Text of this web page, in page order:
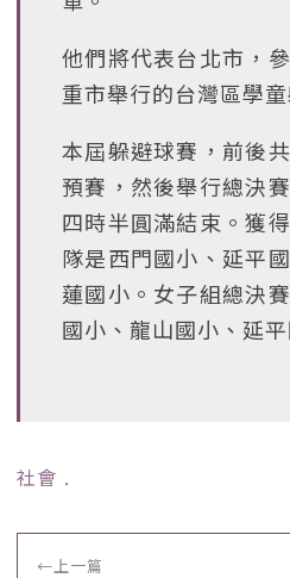
他們將代表台北市，
重市舉行的台灣區學童
本屆躲避球賽，前後
預賽，然後舉行總決
四時半圓滿結束。獲
隊是西門國小、延平
蓮國小。女子組總決
國小、龍山國小、延
社會 ﹒
←上一篇